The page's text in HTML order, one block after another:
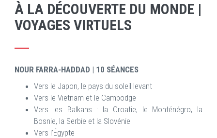
À LA DÉCOUVERTE DU MONDE |
VOYAGES VIRTUELS
NOUR FARRA-HADDAD | 10 SÉANCES
Vers le Japon, le pays du soleil levant
Vers le Vietnam et le Cambodge
Vers les Balkans : la Croatie, le Monténégro, la
Bosnie, la Serbie et la Slovénie
Vers l’Égypte